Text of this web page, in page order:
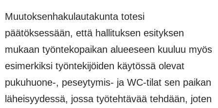
Muutoksenhakulautakunta totesi
päätöksessään, että hallituksen esityksen
mukaan työntekopaikan alueeseen kuuluu myös
esimerkiksi työntekijöiden käytössä olevat
pukuhuone-, peseytymis- ja WC-tilat sen paikan
läheisyydessä, jossa työtehtävää tehdään, joten